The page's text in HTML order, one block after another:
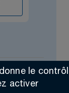
légales
le
activer